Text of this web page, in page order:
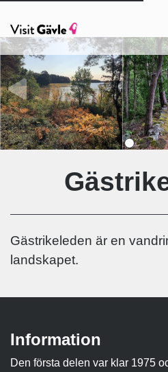
Gästrikeleden är en
landskapet.
Information
Den första delen var klar 1975